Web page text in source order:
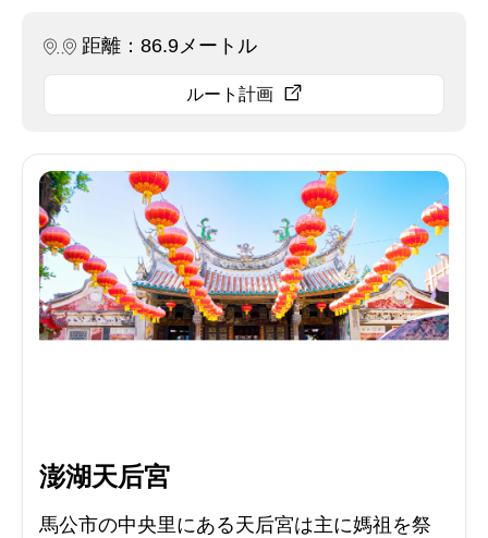
距離：86.9メートル
ルート計画
澎湖天后宮
馬公市の中央里にある天后宮は主に媽祖を祭